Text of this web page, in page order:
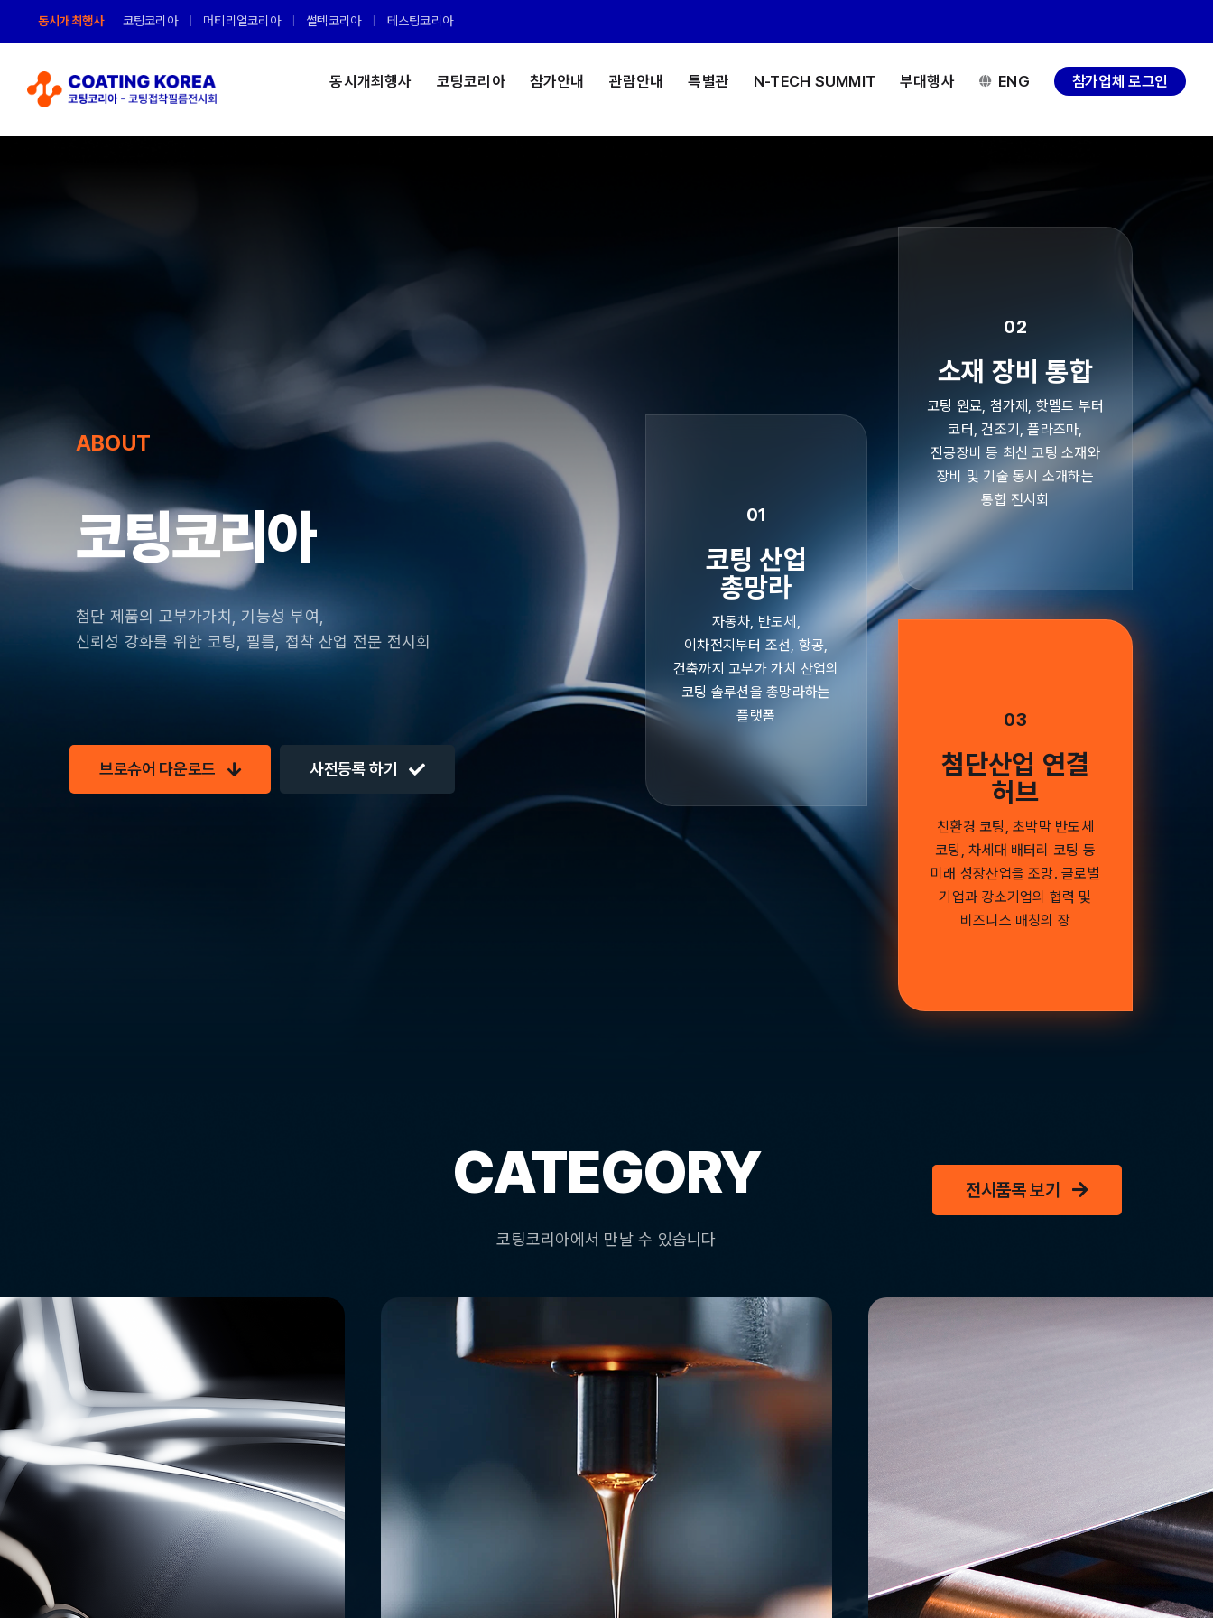
동시개최행사 코팅코리아 머티리얼코리아 썰텍코리아 테스팅코리아
동시개최행사 코팅코리아 참가안내 관람안내 특별관 N-TECH SUMMIT 부대행사 ENG 참가업체 로그인
ABOUT
코팅코리아
첨단 제품의 고부가가치, 기능성 부여,
신뢰성 강화를 위한 코팅, 필름, 접착 산업 전문 전시회
브로슈어 다운로드 사전등록 하기
01
코팅 산업
총망라
자동차, 반도체,
이차전지부터 조선, 항공,
건축까지 고부가 가치 산업의
코팅 솔루션을 총망라하는
플랫폼
02
소재 장비 통합
코팅 원료, 첨가제, 핫멜트 부터
코터, 건조기, 플라즈마,
진공장비 등 최신 코팅 소재와
장비 및 기술 동시 소개하는
통합 전시회
03
첨단산업 연결
허브
친환경 코팅, 초박막 반도체
코팅, 차세대 배터리 코팅 등
미래 성장산업을 조망. 글로벌
기업과 강소기업의 협력 및
비즈니스 매칭의 장
CATEGORY
코팅코리아에서 만날 수 있습니다
전시품목 보기